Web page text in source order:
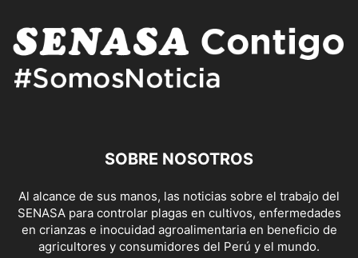
SOBRE NOSOTROS
Al alcance de sus manos, las noticias sobre el trabajo del
SENASA para controlar plagas en cultivos, enfermedades
en crianzas e inocuidad agroalimentaria en beneficio de
agricultores y consumidores del Perú y el mundo.